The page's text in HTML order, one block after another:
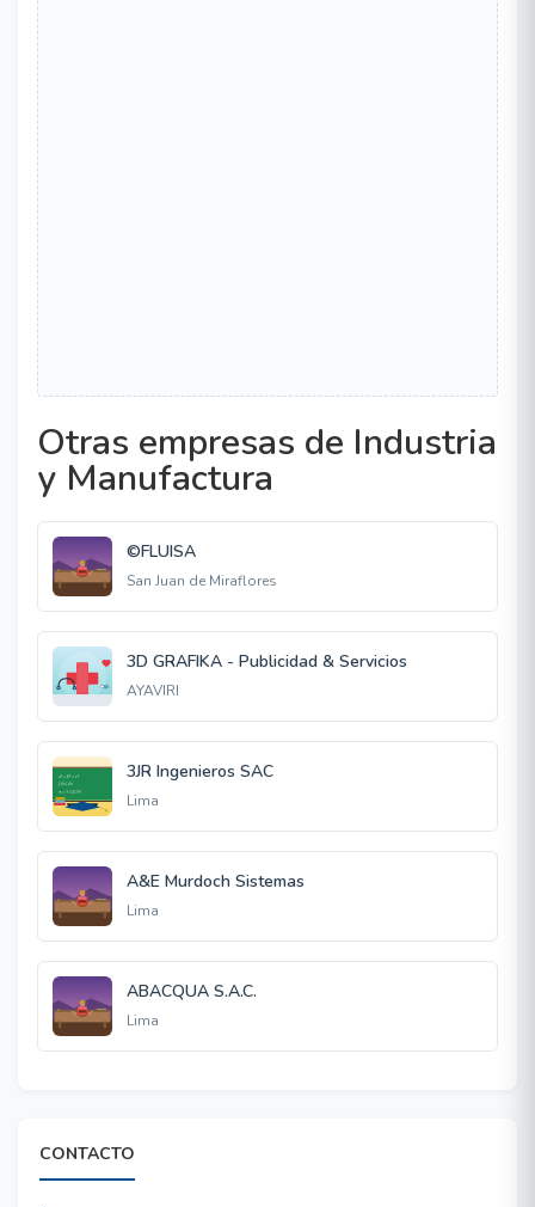
Otras empresas de Industria
y Manufactura
©FLUISA
San Juan de Miraflores
3D GRAFIKA - Publicidad & Servicios
AYAVIRI
3JR Ingenieros SAC
Lima
A&E Murdoch Sistemas
Lima
ABACQUA S.A.C.
Lima
CONTACTO